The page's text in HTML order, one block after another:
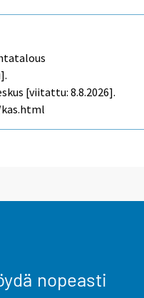
[viitattu: 8.8.2026].
nopeasti